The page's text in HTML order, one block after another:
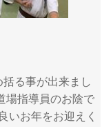
る事が出来まし
場指導員のお陰で
いお年をお迎えく